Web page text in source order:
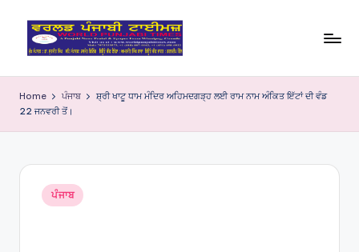
o
rl
Home ਪੰਜਾਬ
ਸ਼੍ਰੀ ਖਾਟੂ ਧਾਮ ਮੰਦਿਰ ਅਹਿਮਦਗੜ੍ਹ ਲਈ ਰਾਮ ਨਾਮ ਅੰਕਿਤ ਇੱਟਾਂ ਦੀ ਵੰਡ
22 ਜਨਵਰੀ ਤੋਂ।
Posted
in
ਪੰਜਾਬ